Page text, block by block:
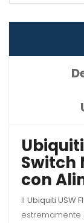
Ubiquiti
Switch
con
Il Ubiquiti USW
estremamente